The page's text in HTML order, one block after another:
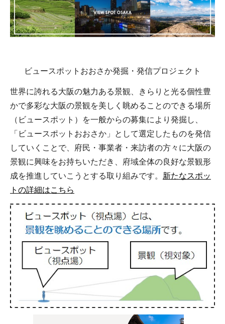
ビュースポットおおさか発掘・発信プロジェクト
世界に誇れる大阪の魅力ある景観、きらりと光る個性豊
かで多彩な大阪の景観を美しく眺めることのできる場所
（ビュースポット）を一般からの募集により発掘し、
「ビュースポットおおさか」として選定したものを発信
していくことで、府民・事業者・来訪者の方々に大阪の
景観に興味をお持ちいただき、府域全体の良好な景観形
成を推進していこうとする取り組みです。 新たなスポッ
トの詳細はこちら